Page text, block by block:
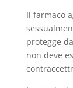
Il farmaco
protegge
non deve